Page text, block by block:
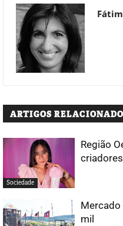
ARTIGOS
Sociedade
Região
mil